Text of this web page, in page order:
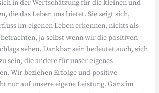
in der Wertschätzung für die kleinen und
die das Leben uns bietet. Sie zeigt sich,
im eigenen Leben erkennen, nichts als
ja selbst wenn wir die positiven
sehen. Dankbar sein bedeutet auch, sich
sein, die andere für unser eigenes
Wir beziehen Erfolge und positive
nur auf unsere eigene Leistung. Ganz im